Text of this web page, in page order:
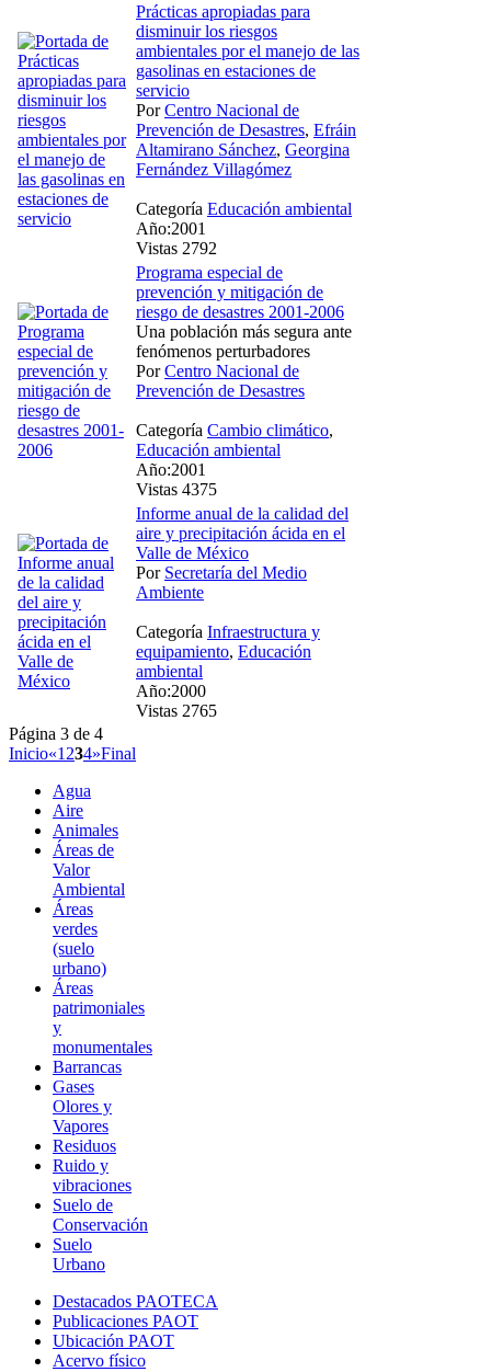
Prácticas apropiadas para
disminuir los riesgos
ambientales por el manejo de las
gasolinas en estaciones de
servicio
PorCentro Nacional de
Prevención de Desastres, Efráin
Altamirano Sánchez, Georgina
Fernández Villagómez
Categoría Educación ambiental
Año:2001
Vistas 2792
Programa especial de
prevención y mitigación de
riesgo de desastres 2001-2006
Una población más segura ante
fenómenos perturbadores
PorCentro Nacional de
Prevención de Desastres
Categoría Cambio climático,
Educación ambiental
Año:2001
Vistas 4375
Informe anual de la calidad del
aire y precipitación ácida en el
Valle de México
Por Secretaría del Medio
Ambiente
Categoría Infraestructura y
equipamiento, Educación
ambiental
Año:2000
Vistas 2765
Página 3 de 4
Inicio«1 234»Final
Agua
Aire
Animales
Áreas de
Valor
Ambiental
Áreas
verdes
(suelo
urbano)
Áreas
patrimoniales
y
monumentales
Barrancas
Gases
Olores y
Vapores
Residuos
Ruido y
vibraciones
Suelo de
Conservación
Suelo
Urbano
Destacados PAOTECA
Publicaciones PAOT
Ubicación PAOT
Acervo físico